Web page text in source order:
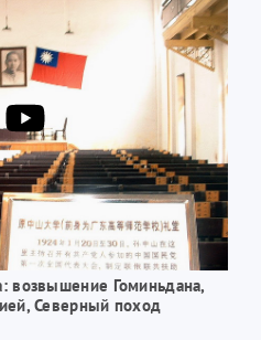
возвышение Гоминьдана,
Северный поход